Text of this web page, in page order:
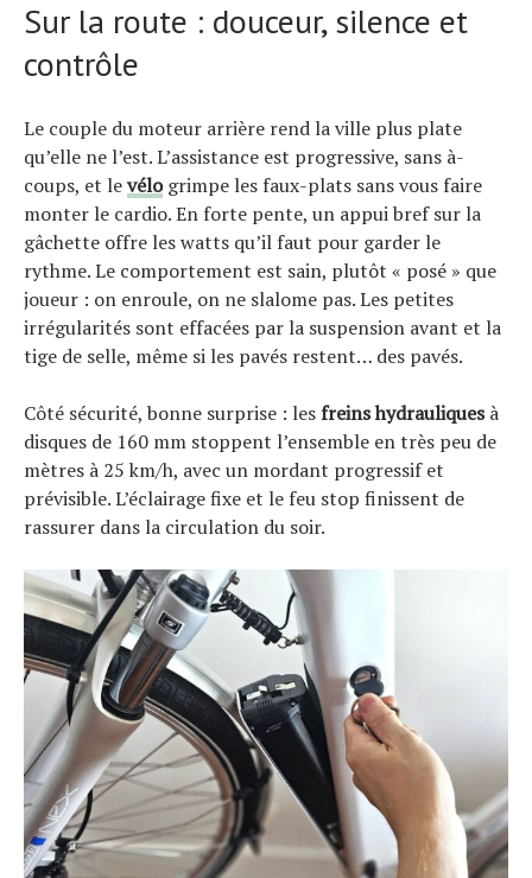
Sur la route : douceur, silence et
contrôle
Le couple du moteur arrière rend la ville plus plate
qu’elle ne l’est. L’assistance est progressive, sans à-
coups, et levélogrimpe les faux-plats sans vous faire
monter le cardio. En forte pente, un appui bref sur la
gâchette offre les watts qu’il faut pour garder le
rythme. Le comportement est sain, plutôt « posé » que
joueur : on enroule, on ne slalome pas. Les petites
irrégularités sont effacées par la suspension avant et la
tige de selle, même si les pavés restent… des pavés.
Côté sécurité, bonne surprise : lesfreins hydrauliquesà
disques de 160 mm stoppent l’ensemble en très peu de
mètres à 25 km/h, avec un mordant progressif et
prévisible. L’éclairage fixe et le feu stop finissent de
rassurer dans la circulation du soir.